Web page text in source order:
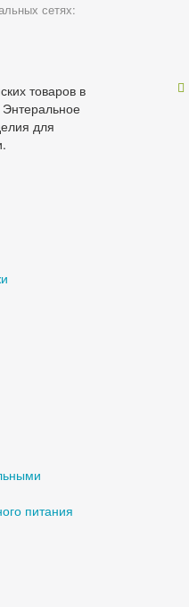
сетях:
товаров в
для
питания